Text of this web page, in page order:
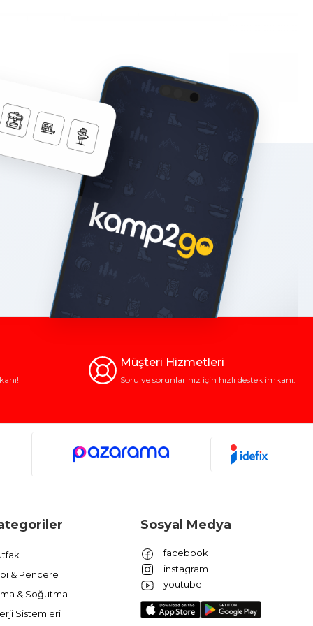
Müşteri Hizmetleri
Soru ve sorunlarınız için hızlı destek imkanı.
& Pencere
& Soğutma
Sistemleri
Sosyal Medya
facebook
instagram
youtube